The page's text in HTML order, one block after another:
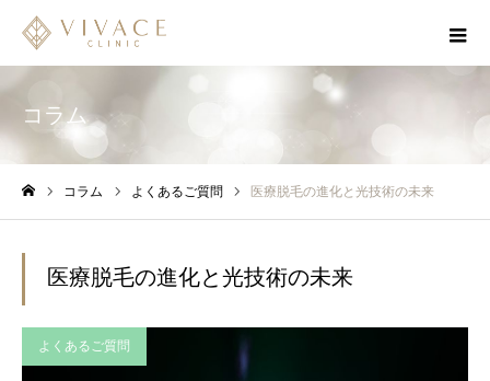
コラム
コラム よくあるご質問 医療脱毛の進化と光技術の未来
医療脱毛の進化と光技術の未来
よくあるご質問